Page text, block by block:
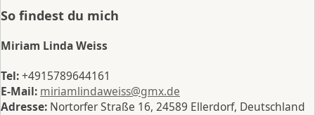
So findest du mich
Miriam Linda Weiss
Tel:+4915789644161
E-Mail: miriamlindaweiss@gmx.de
Adresse: Nortorfer Straße 16, 24589 Ellerdorf, Deutschland